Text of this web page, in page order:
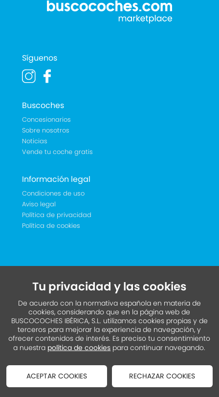
Síguenos
Buscoches
Concesionarios
Sobre nosotros
Noticias
Vende tu coche gratis
Información legal
Condiciones de uso
Aviso legal
Política de privacidad
Política de cookies
Tu privacidad y las cookies
De acuerdo con la normativa española en materia de
cookies, considerando que en la página web de
BUSCOCOCHES IBÉRICA, S.L. utilizamos cookies propias y de
terceros para mejorar la experiencia de navegación, y
ofrecer contenidos de interés. Es preciso tu consentimiento
a nuestra política de cookies para continuar navegando.
ACEPTAR COOKIES RECHAZAR COOKIES